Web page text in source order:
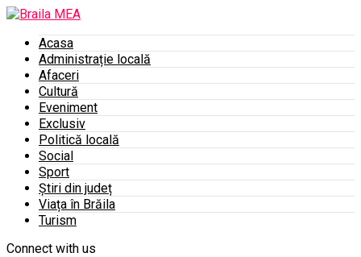
Acasa
Administrație locală
Afaceri
Cultură
Eveniment
Exclusiv
Politică locală
Social
Sport
Știri din județ
Viața în Brăila
Turism
Connect with us